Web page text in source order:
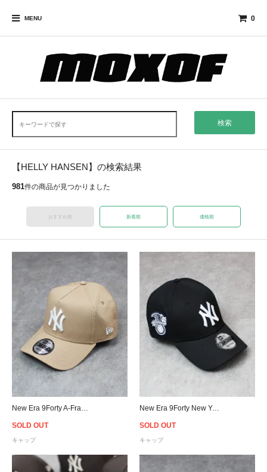
MENU 0
検索
【HELLY HANSEN】の検索結果
981件の商品が見つかりました
おすすめ順 新着順 価格順
SOLD OUT
キャップ
New Era 9Forty New York Yankees Side Patch Strapback Cap - Black
SOLD OUT
キャップ